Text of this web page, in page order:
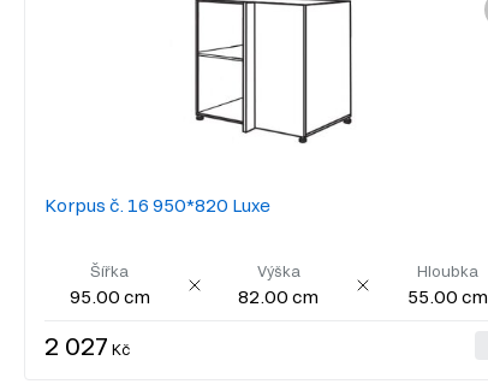
Korpus č. 16 950*820 Luxe
Šířka
95.00 cm
Výška
82.00 cm
Hloubka
55.00 cm
2 027 Kč